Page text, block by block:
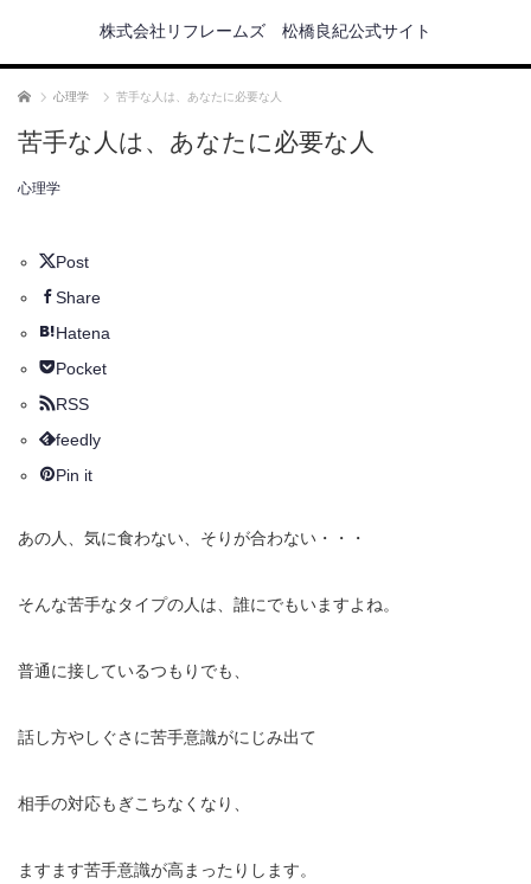
株式会社リフレームズ 松橋良紀公式サイト
ホーム 心理学 苦手な人は、あなたに必要な人
苦手な人は、あなたに必要な人
心理学
Post
Share
Hatena
Pocket
RSS
feedly
Pin it
あの人、気に食わない、そりが合わない・・・
そんな苦手なタイプの人は、誰にでもいますよね。
普通に接しているつもりでも、
話し方やしぐさに苦手意識がにじみ出て
相手の対応もぎこちなくなり、
ますます苦手意識が高まったりします。